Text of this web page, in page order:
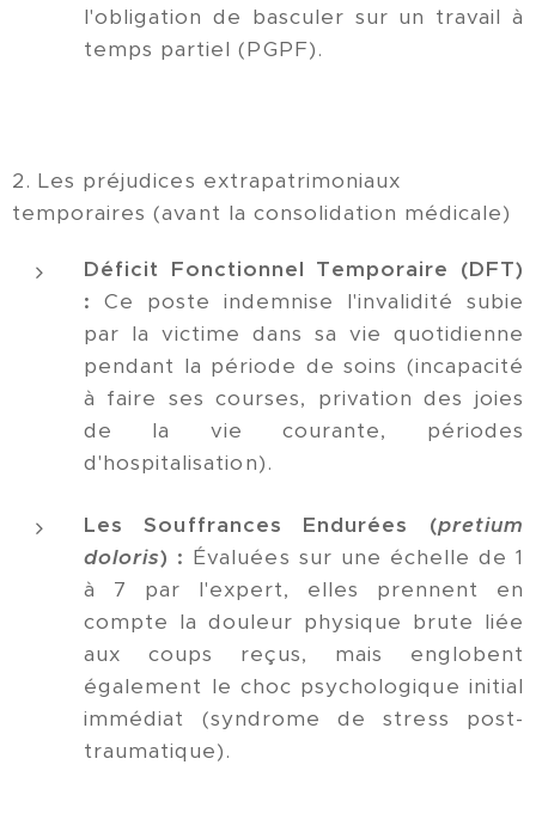
l'obligation de basculer sur un travail à
temps partiel (PGPF).
2. Les préjudices extrapatrimoniaux
temporaires (avant la consolidation médicale)
Déficit Fonctionnel Temporaire (DFT)
: Ce poste indemnise l'invalidité subie
par la victime dans sa vie quotidienne
pendant la période de soins (incapacité
à faire ses courses, privation des joies
de la vie courante, périodes
d'hospitalisation).
Les Souffrances Endurées (pretium
doloris) : Évaluées sur une échelle de 1
à 7 par l'expert, elles prennent en
compte la douleur physique brute liée
aux coups reçus, mais englobent
également le choc psychologique initial
immédiat (syndrome de stress post-
traumatique).